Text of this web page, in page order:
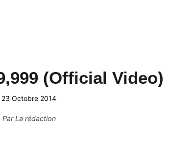
(Official Video)
23 Octobre 2014
ParLa rédaction